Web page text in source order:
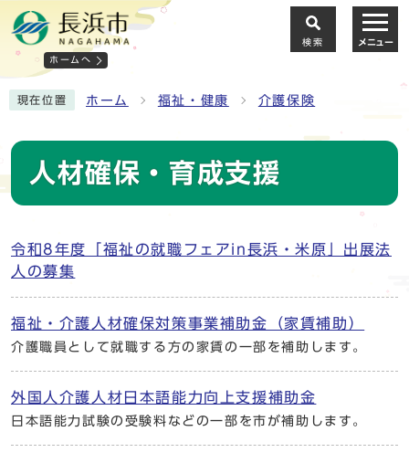
ホームへ
検索 メニュー
現在位置 ホーム 福祉・健康 介護保険
人材確保・育成支援
令和8年度「福祉の就職フェアin長浜・米原」出展法
人の募集
福祉・介護人材確保対策事業補助金（家賃補助）
介護職員として就職する方の家賃の一部を補助します。
外国人介護人材日本語能力向上支援補助金
日本語能力試験の受験料などの一部を市が補助します。